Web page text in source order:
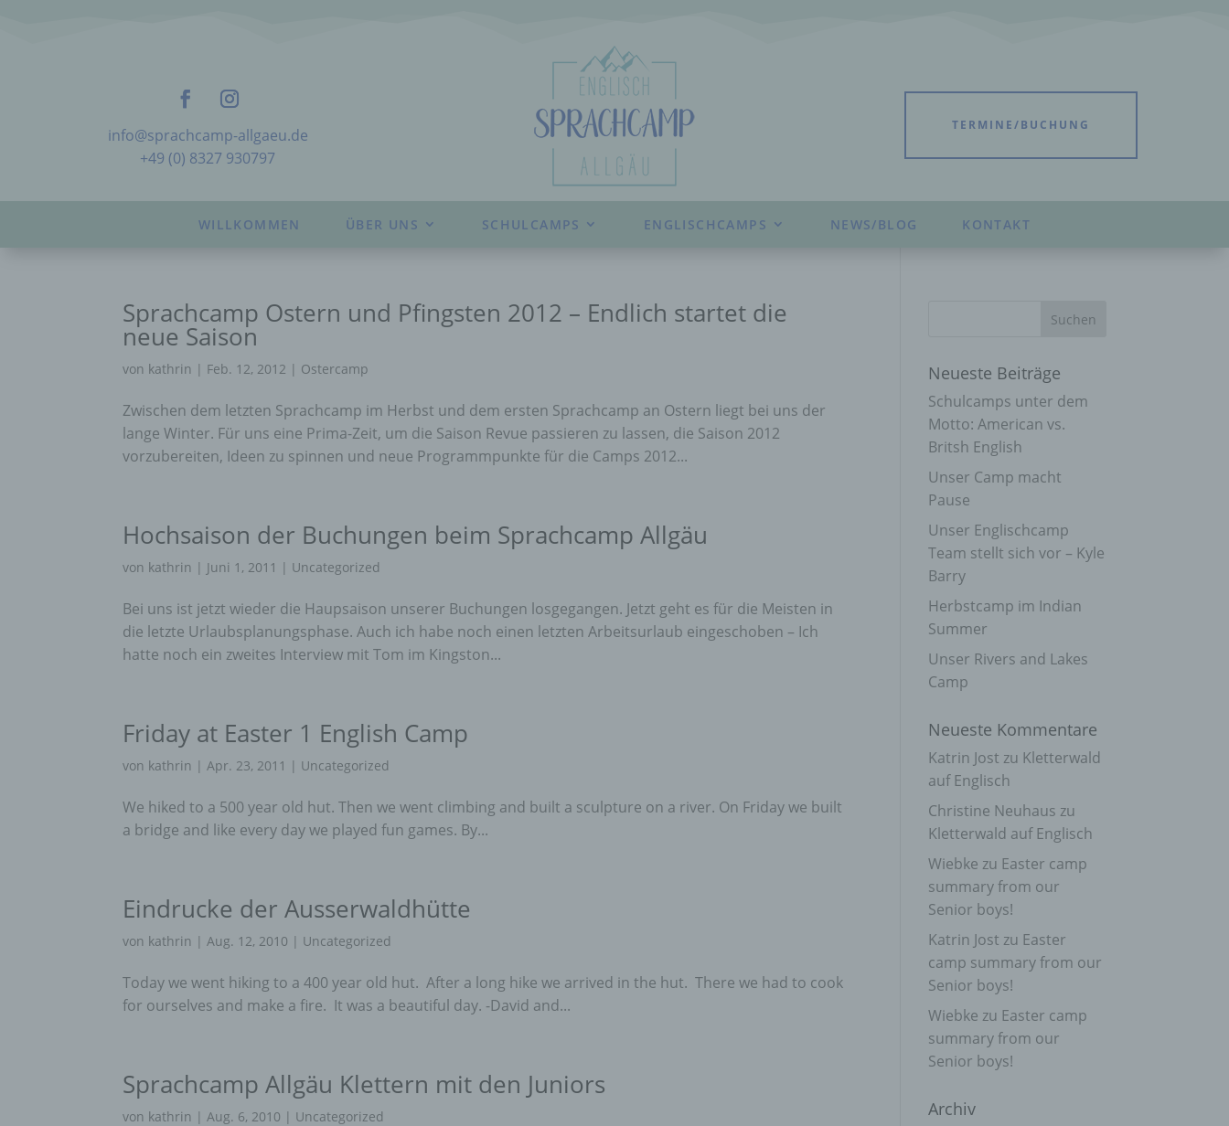
info@sprachcamp-allgaeu.de
+49 (0) 8327 930797
TERMINE/BUCHUNG
WILLKOMMEN ÜBER UNS SCHULCAMPS ENGLISCHCAMPS NEWS/BLOG KONTAKT
Sprachcamp Ostern und Pfingsten 2012 – Endlich startet die
neue Saison
von kathrin | Feb. 12, 2012 | Ostercamp
Zwischen dem letzten Sprachcamp im Herbst und dem ersten Sprachcamp an Ostern liegt bei uns der
lange Winter. Für uns eine Prima-Zeit, um die Saison Revue passieren zu lassen, die Saison 2012
vorzubereiten, Ideen zu spinnen und neue Programmpunkte für die Camps 2012...
Hochsaison der Buchungen beim Sprachcamp Allgäu
von kathrin | Juni 1, 2011 | Uncategorized
Bei uns ist jetzt wieder die Haupsaison unserer Buchungen losgegangen. Jetzt geht es für die Meisten in
die letzte Urlaubsplanungsphase. Auch ich habe noch einen letzten Arbeitsurlaub eingeschoben – Ich
hatte noch ein zweites Interview mit Tom im Kingston...
Friday at Easter 1 English Camp
von kathrin |Apr. 23, 2011 | Uncategorized
We hiked to a 500 year old hut. Then we went climbing and built a sculpture on a river. On Friday we built
a bridge and like every day we played fun games. By...
Eindrucke der Ausserwaldhütte
von kathrin |Aug. 12, 2010 | Uncategorized
Today we went hiking to a 400 year old hut. After a long hike we arrived in the hut. There we had to cook
for ourselves and make a fire. It was a beautiful day. -David and...
Sprachcamp Allgäu Klettern mit den Juniors
von kathrin |Aug. 6, 2010 | Uncategorized
Neueste Beiträge
Schulcamps unter dem
Motto: American vs.
Britsh English
Unser Camp macht
Pause
Unser Englischcamp
Team stellt sich vor – Kyle
Barry
Herbstcamp im Indian
Summer
Unser Rivers and Lakes
Camp
Neueste Kommentare
Katrin Jost zu Kletterwald
auf Englisch
Christine Neuhaus zu
Kletterwald auf Englisch
Wiebke zu Easter camp
summary from our
Senior boys!
Katrin Jost zu Easter
camp summary from our
Senior boys!
Wiebke zu Easter camp
summary from our
Senior boys!
Archiv